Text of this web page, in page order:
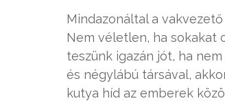
Mindazonáltal a
Nem véletlen, ha sokakat
teszünk igazán jót, ha
és négylábú társával,
kutya híd az emberek